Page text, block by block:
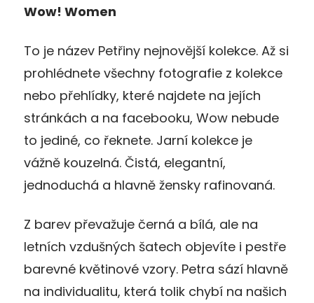
Wow! Women
To je název Petřiny nejnovější kolekce. Až si
prohlédnete všechny fotografie z kolekce
nebo přehlídky, které najdete na jejích
stránkách a na facebooku, Wow nebude
to jediné, co řeknete. Jarní kolekce je
vážně kouzelná. Čistá, elegantní,
jednoduchá a hlavně žensky rafinovaná.
Z barev převažuje černá a bílá, ale na
letních vzdušných šatech objevíte i pestře
barevné květinové vzory. Petra sází hlavně
na individualitu, která tolik chybí na našich